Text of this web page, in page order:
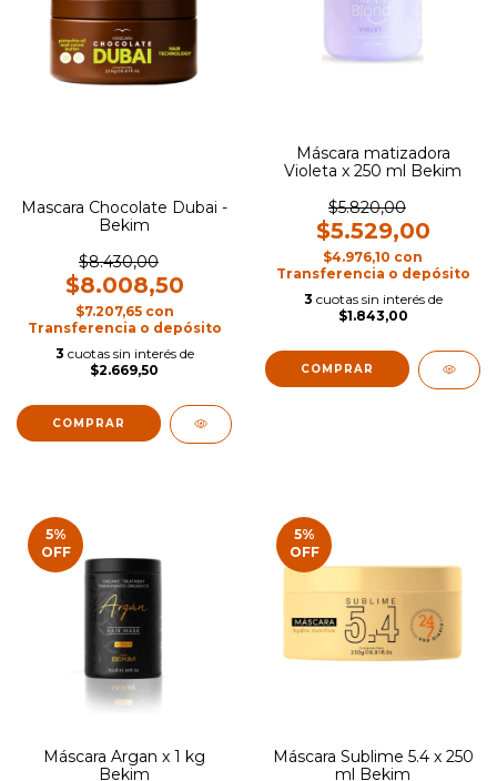
Mascara Chocolate Dubai -
Bekim
$8.430,00
$8.008,50
$7.207,65 con
Transferencia o depósito
3 cuotas sin interés de
$2.669,50
Máscara matizadora
Violeta x 250 ml Bekim
$5.820,00
$5.529,00
$4.976,10 con
Transferencia o depósito
3 cuotas sin interés de
$1.843,00
5%
OFF
Máscara Argan x 1 kg
Bekim
5%
OFF
Máscara Sublime 5.4 x 250
ml Bekim